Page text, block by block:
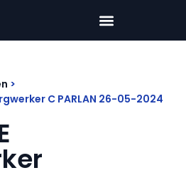
C PARLAN 26-05-2024